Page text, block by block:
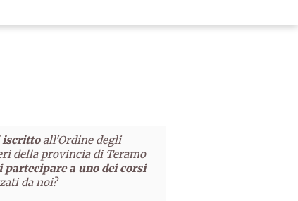
iscrittoall'Ordine degli
della provincia di Teramo
partecipare a uno dei corsi
da noi?